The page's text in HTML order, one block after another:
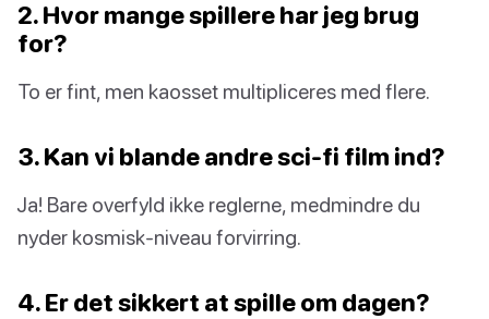
2. Hvor mange spillere har jeg brug
for?
To er fint, men kaosset multipliceres med flere.
3. Kan vi blande andre sci-fi film ind?
Ja! Bare overfyld ikke reglerne, medmindre du
nyder kosmisk-niveau forvirring.
4. Er det sikkert at spille om dagen?